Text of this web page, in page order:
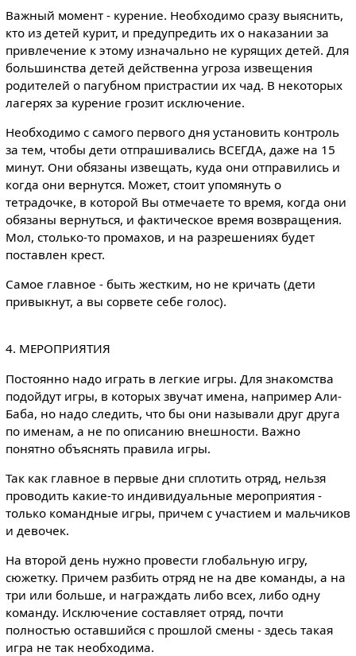
Важный момент - курение. Необходимо сразу выяснить,
кто из детей курит, и предупредить их о наказании за
привлечение к этому изначально не курящих детей. Для
большинства детей действенна угроза извещения
родителей о пагубном пристрастии их чад. В некоторых
лагерях за курение грозит исключение.
Необходимо с самого первого дня установить контроль
за тем, чтобы дети отпрашивались ВСЕГДА, даже на 15
минут. Они обязаны извещать, куда они отправились и
когда они вернутся. Может, стоит упомянуть о
тетрадочке, в которой Вы отмечаете то время, когда они
обязаны вернуться, и фактическое время возвращения.
Мол, столько-то промахов, и на разрешениях будет
поставлен крест.
Самое главное - быть жестким, но не кричать (дети
привыкнут, а вы сорвете себе голос).
4. МЕРОПРИЯТИЯ
Постоянно надо играть в легкие игры. Для знакомства
подойдут игры, в которых звучат имена, например Али-
Баба, но надо следить, что бы они называли друг друга
по именам, а не по описанию внешности. Важно
понятно объяснять правила игры.
Так как главное в первые дни сплотить отряд, нельзя
проводить какие-то индивидуальные мероприятия -
только командные игры, причем с участием и мальчиков
и девочек.
На второй день нужно провести глобальную игру,
сюжетку. Причем разбить отряд не на две команды, а на
три или больше, и награждать либо всех, либо одну
команду. Исключение составляет отряд, почти
полностью оставшийся с прошлой смены - здесь такая
игра не так необходима.